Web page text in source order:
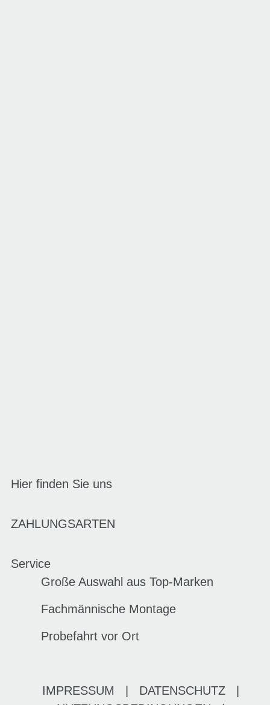
Hier finden Sie uns
ZAHLUNGSARTEN
Service
Große Auswahl aus Top-Marken
Fachmännische Montage
Probefahrt vor Ort
IMPRESSUM DATENSCHUTZ